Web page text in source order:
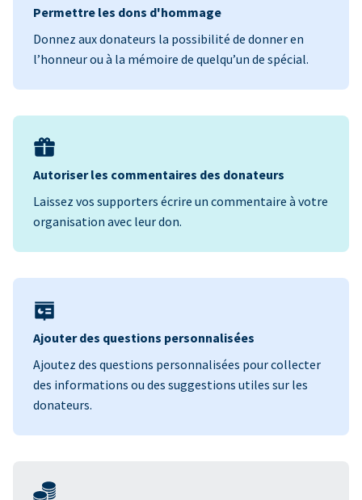
Permettre les dons d'hommage
Donnez aux donateurs la possibilité de donner en
l’honneur ou à la mémoire de quelqu’un de spécial.
Autoriser les commentaires des donateurs
Laissez vos supporters écrire un commentaire à votre
organisation avec leur don.
Ajouter des questions personnalisées
Ajoutez des questions personnalisées pour collecter
des informations ou des suggestions utiles sur les
donateurs.